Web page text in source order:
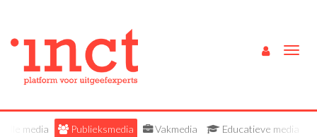
Alle media Publieksmedia Vakmedia Educatieve media